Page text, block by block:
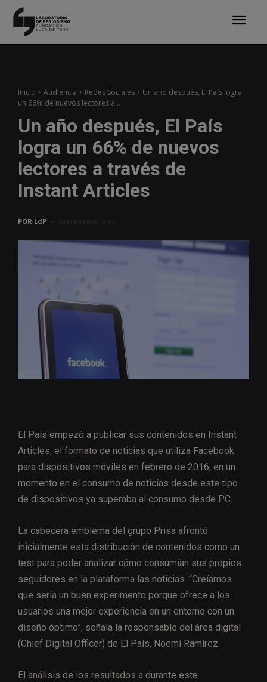
Inicio Audiencia Redes Sociales
Un año después, El País logra
un 66% de nuevos lectores a...
Un año después, El País
logra un 66% de nuevos
lectores a través de
Instant Articles
POR LdP
El País empezó a publicar sus contenidos en Instant
Articles, el formato de noticias que utiliza Facebook
para dispositivos móviles en febrero de 2016, en un
momento en el consumo de noticias desde este tipo
de dispositivos ya superaba al consumo desde PC.
La cabecera emblema del grupo Prisa afrontó
inicialmente esta distribución de contenidos como un
test para poder analizar cómo consumían sus propios
seguidores en la plataforma las noticias. “Creíamos
que sería un buen experimento porque ofrece a los
usuarios una mejor experiencia en un entorno con un
diseño óptimo”, señala la responsable del área digital
(Chief Digital Officer) de El País, Noemí Ramírez.
El análisis de los resultados a durante este